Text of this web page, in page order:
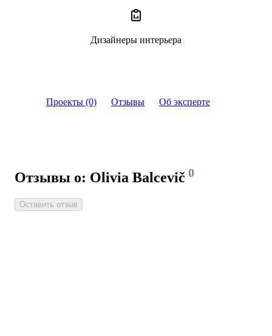
Проекты (0) Отзывы Об эксперте
Отзывы о: Olivia Balcevič 0
Оставить отзыв
Дизайнеры интерьера